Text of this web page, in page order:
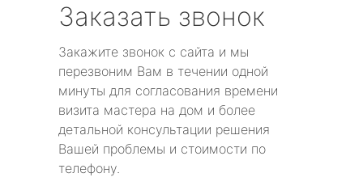
Заказать звонок
Закажите звонок с сайта и мы
перезвоним Вам в течении одной
минуты для согласования времени
визита мастера на дом и более
детальной консультации решения
Вашей проблемы и стоимости по
телефону.